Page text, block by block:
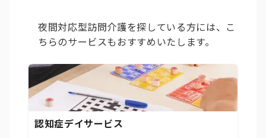
夜間対応型訪問介護を探している方には、こ
ちらのサービスもおすすめいたします。
認知症デイサービス